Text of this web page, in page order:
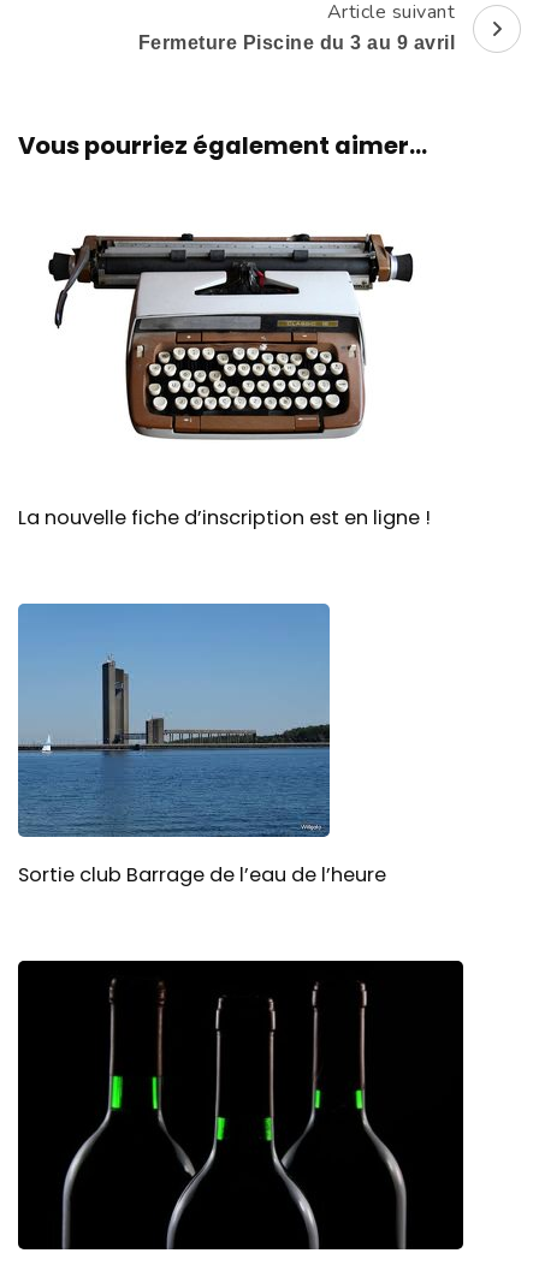
Article suivant
Fermeture Piscine du 3 au 9 avril
Vous pourriez également aimer...
La nouvelle fiche d’inscription est en ligne !
Sortie club Barrage de l’eau de l’heure